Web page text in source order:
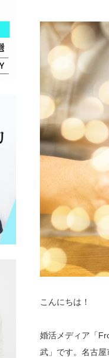
こんにちは！
婚活メディア「
武」です。名古屋